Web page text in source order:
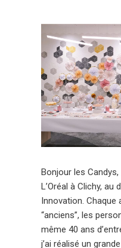
Bonjour les
L’Oréal à Clichy,
Innovation. Chaque
“anciens”, les
même 40 ans
j’ai réalisé un